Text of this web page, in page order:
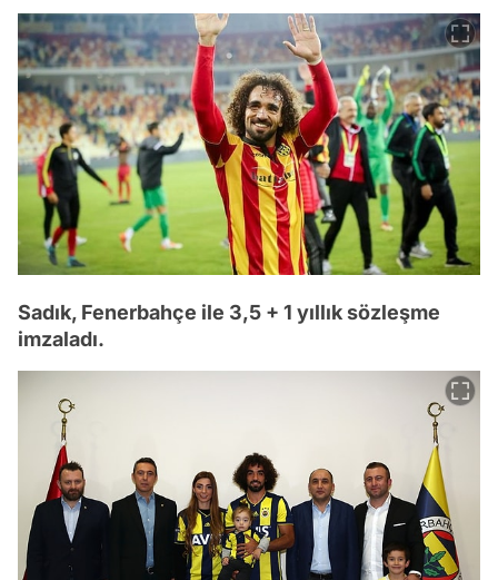
Sadık, Fenerbahçe ile 3,5 + 1 yıllık sözleşme
imzaladı.